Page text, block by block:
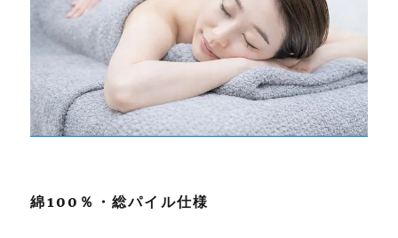
綿100％・総パイル仕様